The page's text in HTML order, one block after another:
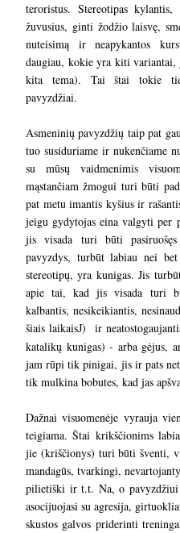
teroristus. Stereotipas
žuvusius, ginti žodžio laisvę,
nuteisimą ir neapykantos
daugiau, kokie yra kiti
kita tema). Tai štai tokie tie
pavyzdžiai.
Asmeninių pavyzdžių taip pat
tuo susiduriame ir nukenčiame
su mūsų vaidmenimis
mąstančiam žmogui turi būti
pat metu imantis kyšius ir
jeigu gydytojas eina valgyti per
jis visada turi būti
pavyzdys, turbūt labiau nei
stereotipų, yra kunigas. Jis
apie tai, kad jis visada turi
kalbantis, nesikeikiantis,
šiais laikaisJ) ir
katalikų kunigas) - arba gėjus,
jam rūpi tik pinigai, jis ir pats
tik mulkina bobutes, kad jas
Dažnai visuomenėje vyrauja
teigiama. Štai krikščionims
jie (kriščionys) turi būti šventi,
mandagūs, tvarkingi,
pilietiški ir t.t. Na, o pavyzdžiui
asocijuojasi su agresija,
skustos galvos priderinti